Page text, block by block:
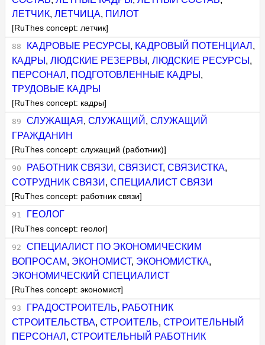
ЛЕТЧИК,ЛЕТЧИЦА, ПИЛОТ
[RuThes concept: летчик]
КАДРОВЫЕ РЕСУРСЫ , КАДРОВЫЙ ПОТЕНЦИАЛ ,
КАДРЫ ,ЛЮДСКИЕ РЕЗЕРВЫ ,ЛЮДСКИЕ РЕСУРСЫ ,
ПЕРСОНАЛ , ПОДГОТОВЛЕННЫЕ КАДРЫ ,
ТРУДОВЫЕ КАДРЫ
[RuThes concept: кадры]
СЛУЖАЩАЯ , СЛУЖАЩИЙ , СЛУЖАЩИЙ
ГРАЖДАНИН
[RuThes concept: служащий (работник)]
РАБОТНИК СВЯЗИ , СВЯЗИСТ, СВЯЗИСТКА,
СОТРУДНИК СВЯЗИ ,СПЕЦИАЛИСТ СВЯЗИ
[RuThes concept: работник связи]
ГЕОЛОГ
[RuThes concept: геолог]
СПЕЦИАЛИСТ ПО ЭКОНОМИЧЕСКИМ
ВОПРОСАМ, ЭКОНОМИСТ, ЭКОНОМИСТКА,
ЭКОНОМИЧЕСКИЙ СПЕЦИАЛИСТ
[RuThes concept: экономист]
ГРАДОСТРОИТЕЛЬ, РАБОТНИК
СТРОИТЕЛЬСТВА,СТРОИТЕЛЬ,СТРОИТЕЛЬНЫЙ
ПЕРСОНАЛ ,СТРОИТЕЛЬНЫЙ РАБОТНИК